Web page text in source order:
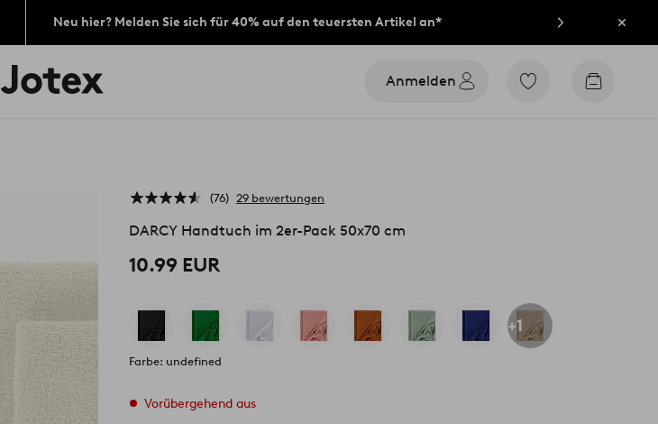
Neu hier? Melden Sie sich für 40% auf den teuersten Artikel an*
Jotex-
Logo
Anmelden
Zu
Zum
76 29 bewertungen
DARCY Handtuch im 2er-Pack 50x70 cm
10.99 EUR
+1
Farbe: undefined
Vorübergehend aus